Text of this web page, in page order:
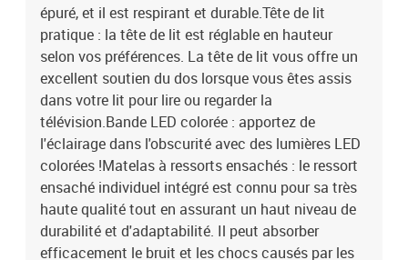
épuré, et il est respirant et durable.Tête de lit
pratique : la tête de lit est réglable en hauteur
selon vos préférences. La tête de lit vous offre un
excellent soutien du dos lorsque vous êtes assis
dans votre lit pour lire ou regarder la
télévision.Bande LED colorée : apportez de
l'éclairage dans l'obscurité avec des lumières LED
colorées !Matelas à ressorts ensachés : le ressort
ensaché individuel intégré est connu pour sa très
haute qualité tout en assurant un haut niveau de
durabilité et d'adaptabilité. Il peut absorber
efficacement le bruit et les chocs causés par les